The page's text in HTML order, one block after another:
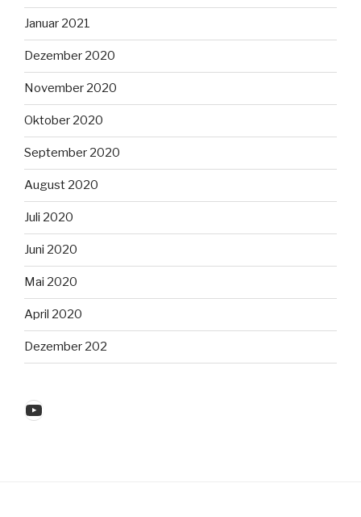
Januar 2021
Dezember 2020
November 2020
Oktober 2020
September 2020
August 2020
Juli 2020
Juni 2020
Mai 2020
April 2020
Dezember 202
YouTube